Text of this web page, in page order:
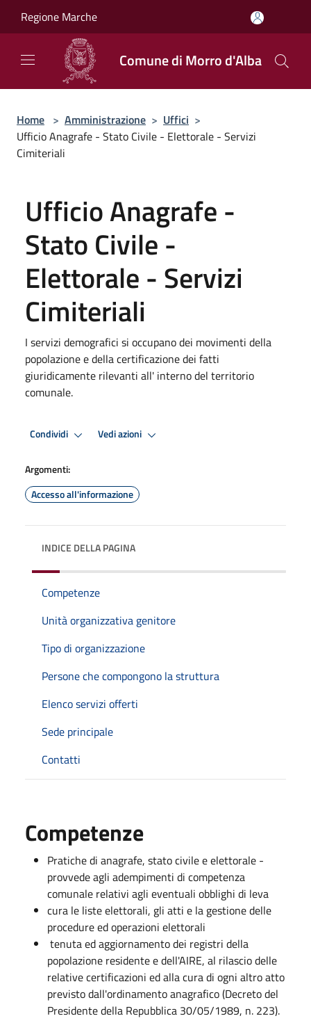
Regione Marche
Comune di Morro d'Alba
Home > Amministrazione > Uffici >
Ufficio Anagrafe - Stato Civile - Elettorale - Servizi
Cimiteriali
Ufficio Anagrafe -
Stato Civile -
Elettorale - Servizi
Cimiteriali
I servizi demografici si occupano dei movimenti della
popolazione e della certificazione dei fatti
giuridicamente rilevanti all' interno del territorio
comunale.
Condividi Vedi azioni
Argomenti:
Accesso all'informazione
INDICE DELLA PAGINA
Competenze
Unità organizzativa genitore
Tipo di organizzazione
Persone che compongono la struttura
Elenco servizi offerti
Sede principale
Contatti
Competenze
Pratiche di anagrafe, stato civile e elettorale -
provvede agli adempimenti di competenza
comunale relativi agli eventuali obblighi di leva
cura le liste elettorali, gli atti e la gestione delle
procedure ed operazioni elettorali
tenuta ed aggiornamento dei registri della
popolazione residente e dell'AIRE, al rilascio delle
relative certificazioni ed alla cura di ogni altro atto
previsto dall'ordinamento anagrafico (Decreto del
Presidente della Repubblica 30/05/1989, n. 223).